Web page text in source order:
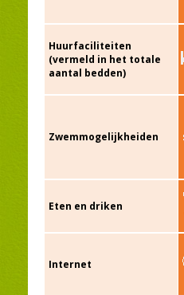
Huurfaciliteiten
(vermeld in het totale
aantal bedden)
Zwemmogelijkheiden
Eten en driken
Internet